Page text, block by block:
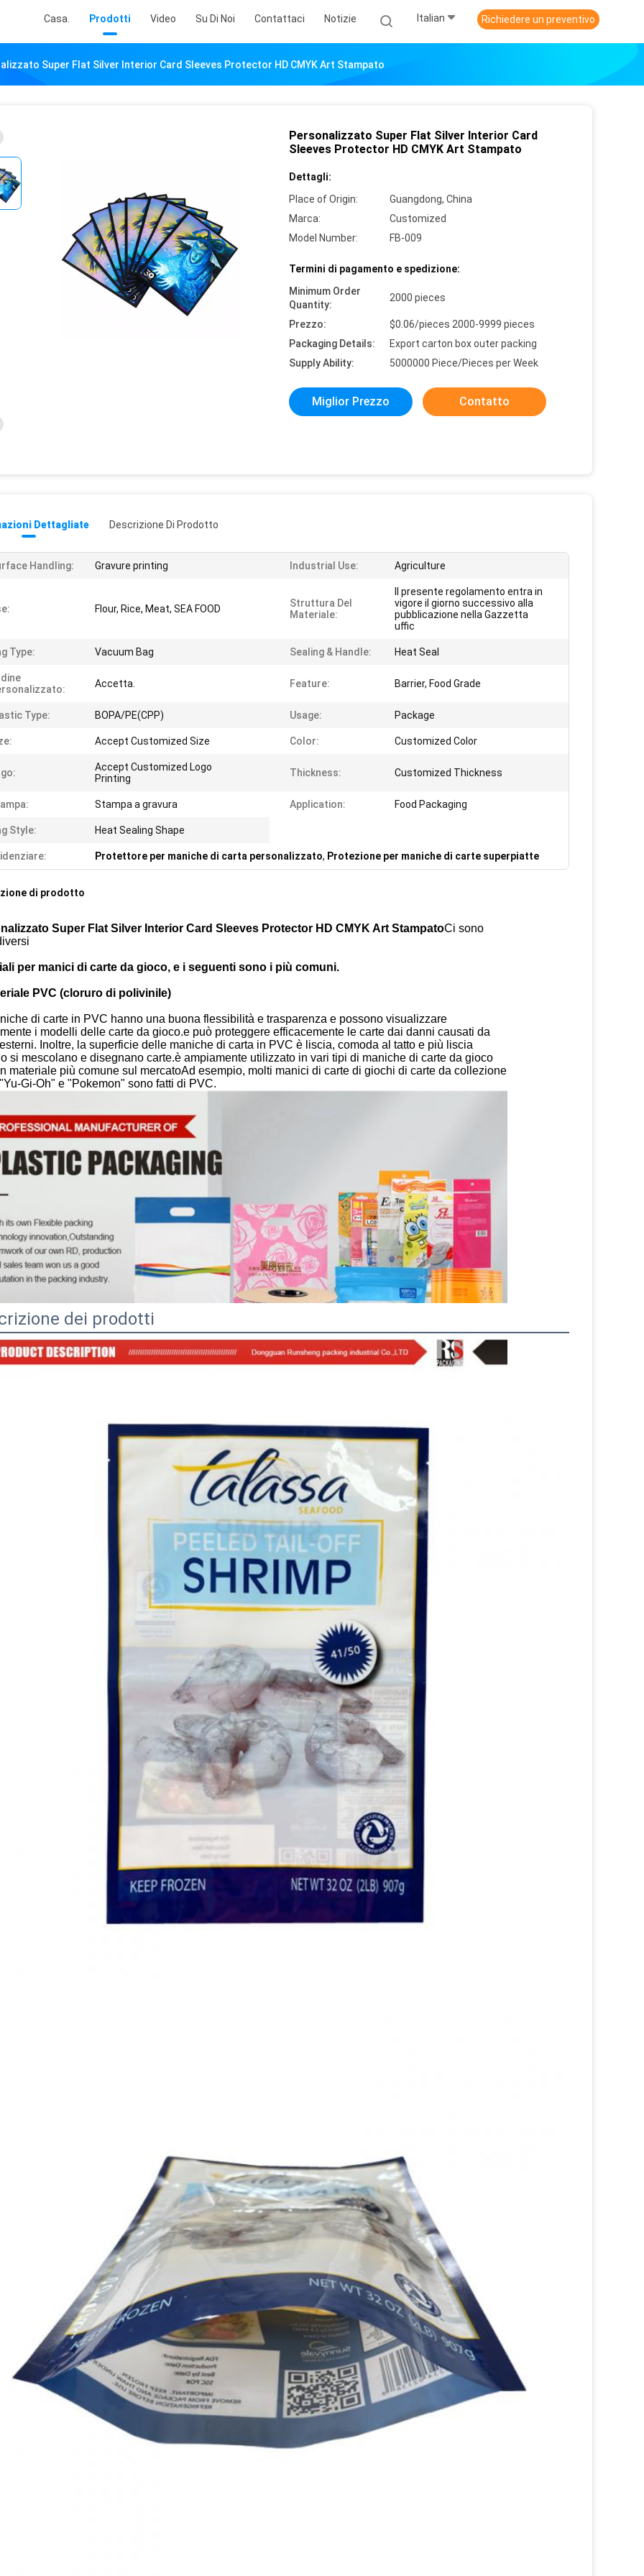
Casa. Prodotti Video Su Di Noi Contattaci Notizie Italian Richiedere un preventivo
Super Flat Silver Interior Card Sleeves Protector HD CMYK Art Stampato
Personalizzato Super Flat Silver Interior Card
Sleeves Protector HD CMYK Art Stampato
Dettagli:
Place of Origin:
Guangdong, China
Marca:
Customized
Model Number:
FB-009
Termini di pagamento e spedizione:
Minimum Order
Quantity:
2000 pieces
Prezzo:
$0.06/pieces 2000-9999 pieces
Packaging Details:
Export carton box outer packing
Supply Ability:
5000000 Piece/Pieces per Week
Miglior Prezzo Contatto
Dettagliate Descrizione Di Prodotto
Handling: Gravure printing Industrial Use: Agriculture
Flour, Rice, Meat, SEA FOOD
Struttura Del
Materiale:
Il presente regolamento entra in
vigore il giorno successivo alla
pubblicazione nella Gazzetta
uffic
Type: Vacuum Bag Sealing & Handle: Heat Seal
Accetta. Feature: Barrier, Food Grade
Type: BOPA/PE(CPP) Usage: Package
Accept Customized Size Color: Customized Color
Accept Customized Logo
Printing
Thickness: Customized Thickness
Stampa a gravura Application: Food Packaging
Style: Heat Sealing Shape
Protettore per maniche di carta personalizzato, Protezione per maniche di carte superpiatte
di prodotto
Super Flat Silver Interior Card Sleeves Protector HD CMYK Art StampatoCi sono
per manici di carte da gioco, e i seguenti sono i più comuni.
PVC (cloruro di polivinile)
di carte in PVC hanno una buona flessibilità e trasparenza e possono visualizzare
i modelli delle carte da gioco.e può proteggere efficacemente le carte dai danni causati da
Inoltre, la superficie delle maniche di carta in PVC è liscia, comoda al tatto e più liscia
si mescolano e disegnano carte.è ampiamente utilizzato in vari tipi di maniche di carte da gioco
materiale più comune sul mercatoAd esempio, molti manici di carte di giochi di carte da collezione
Gi-Oh" e "Pokemon" sono fatti di PVC.
dei prodotti